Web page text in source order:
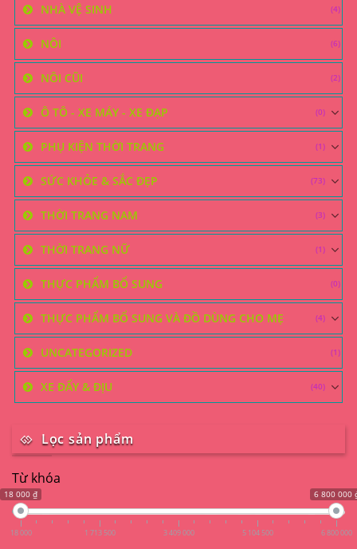
NHÀ VỆ SINH (4)
NÔI (6)
NÔI CŨI (2)
Ô TÔ - XE MÁY - XE ĐẠP (0)
PHỤ KIỆN THỜI TRANG (1)
SỨC KHỎE & SẮC ĐẸP (73)
THỜI TRANG NAM (3)
THỜI TRANG NỮ (1)
THỰC PHẨM BỔ SUNG (0)
THỰC PHẨM BỔ SUNG VÀ ĐỒ DÙNG CHO MẸ (4)
UNCATEGORIZED (1)
XE ĐẨY & ĐỊU (40)
Lọc sản phẩm
Từ khóa
18 000 ₫ 6 800 000
18 000 1 713 500 3 409 000 5 104 500 6 800 000